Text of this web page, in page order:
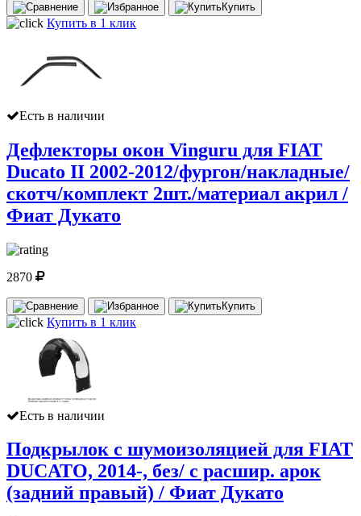
Купить
Купить в 1 клик
Есть в наличии
Дефлекторы окон Vinguru для FIAT
Ducato II 2002-2012/фургон/накладные/
скотч/комплект 2шт./материал акрил /
Фиат Дукато
2870
Купить
Купить в 1 клик
Есть в наличии
Подкрылок с шумоизоляцией для FIAT
DUCATO, 2014-, без/ с расшир. арок
(задний правый) / Фиат Дукато